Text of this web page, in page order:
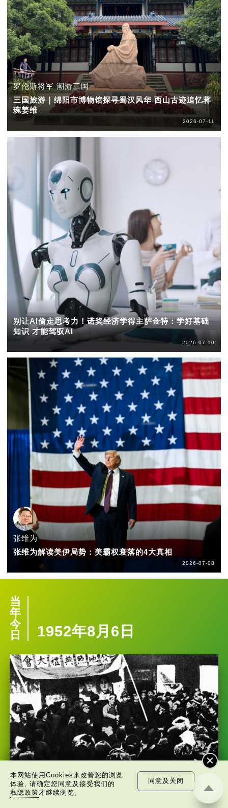
罗伦斯将军 潮游三国
三国旅游｜绵阳市博物馆探寻蜀汉风华 西山古迹追忆蒋
琬姜维
2026-07-11
别让AI偷走思考力！诺奖经济学得主萨金特：学好基础
知识 才能驾驭AI
2026-07-10
张维为
张维为解读美伊局势：美霸权衰落的4大真相
2026-07-08
当
年
今
日
1952年8月6日
新中国首次实现财政收支平衡
本网站使用Cookies来改善您的浏览
体验, 请确定您同意及接受我们的
私隐政策才继续浏览。
同意及关闭